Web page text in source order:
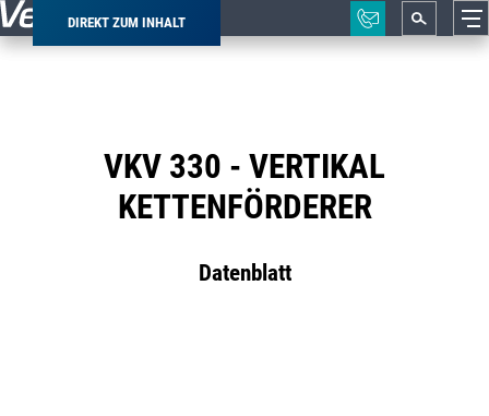
DIREKT ZUM INHALT
Pfadnavigation
VKV 330 - VERTIKAL
KETTENFÖRDERER
Datenblatt